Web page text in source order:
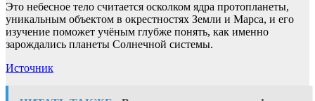
Это небесное тело считается осколком ядра протопланеты,
уникальным объектом в окрестностях Земли и Марса, и его
изучение поможет учёным глубже понять, как именно
зарождались планеты Солнечной системы.
Источник